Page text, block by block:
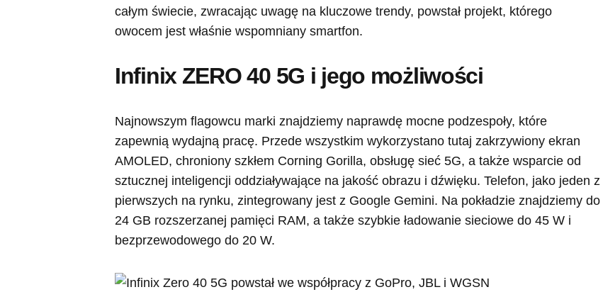
całym świecie, zwracając uwagę na kluczowe trendy, powstał projekt, którego
owocem jest właśnie wspomniany smartfon.
Infinix ZERO 40 5G i jego możliwości
Najnowszym flagowcu marki znajdziemy naprawdę mocne podzespoły, które
zapewnią wydajną pracę. Przede wszystkim wykorzystano tutaj zakrzywiony ekran
AMOLED, chroniony szkłem Corning Gorilla, obsługę sieć 5G, a także wsparcie od
sztucznej inteligencji oddziaływające na jakość obrazu i dźwięku. Telefon, jako jeden z
pierwszych na rynku, zintegrowany jest z Google Gemini. Na pokładzie znajdziemy do
24 GB rozszerzanej pamięci RAM, a także szybkie ładowanie sieciowe do 45 W i
bezprzewodowego do 20 W.